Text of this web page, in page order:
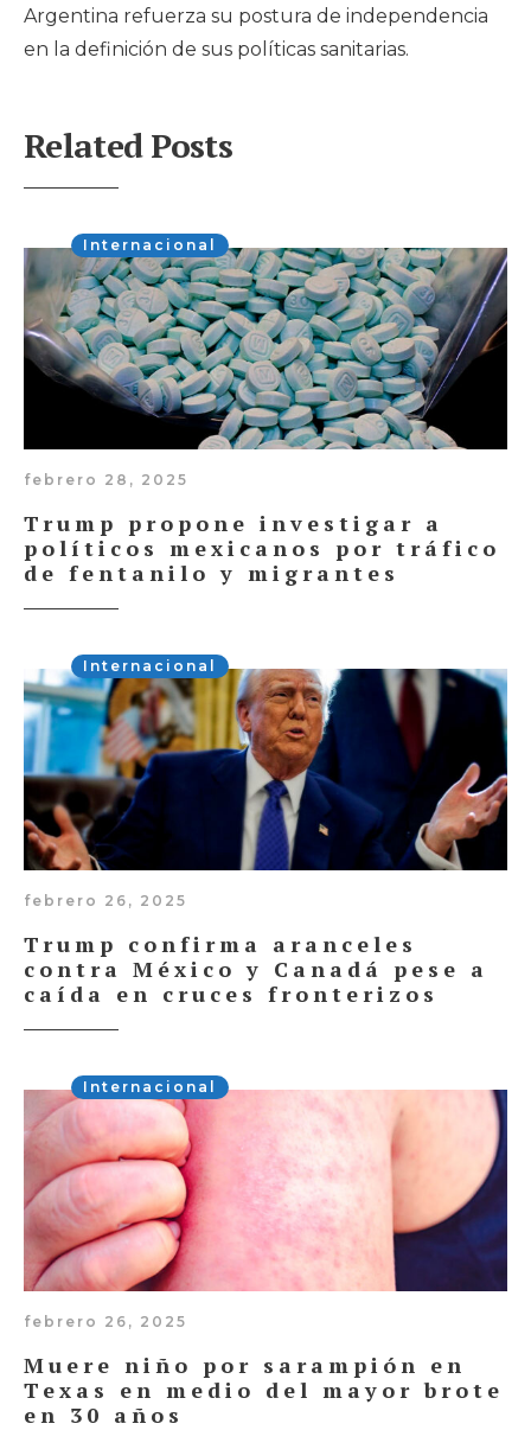
Argentina refuerza su postura de independencia
en la definición de sus políticas sanitarias.
Related Posts
Internacional
febrero 28, 2025
Trump propone investigar a
políticos mexicanos por tráfico
de fentanilo y migrantes
Internacional
febrero 26, 2025
Trump confirma aranceles
contra México y Canadá pese a
caída en cruces fronterizos
Internacional
febrero 26, 2025
Muere niño por sarampión en
Texas en medio del mayor brote
en 30 años